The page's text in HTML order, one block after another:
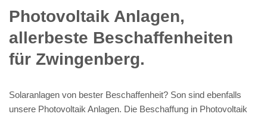
Photovoltaik Anlagen,
allerbeste Beschaffenheiten
für Zwingenberg.
Solaranlagen von bester Beschaffenheit? Son sind ebenfalls
unsere Photovoltaik Anlagen. Die Beschaffung in Photovoltaik